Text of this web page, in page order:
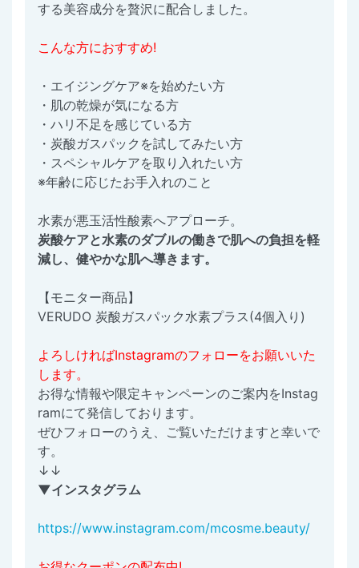
する美容成分を贅沢に配合しました。
こんな方におすすめ!
・エイジングケア※を始めたい方
・肌の乾燥が気になる方
・ハリ不足を感じている方
・炭酸ガスパックを試してみたい方
・スペシャルケアを取り入れたい方
※年齢に応じたお手入れのこと
水素が悪玉活性酸素へアプローチ。
炭酸ケアと水素のダブルの働きで肌への負担を軽
減し、健やかな肌へ導きます。
【モニター商品】
VERUDO 炭酸ガスパック水素プラス(4個入り)
よろしければInstagramのフォローをお願いいた
します。
お得な情報や限定キャンペーンのご案内をInstag
ramにて発信しております。
ぜひフォローのうえ、ご覧いただけますと幸いで
す。
↓↓
▼インスタグラム
https://www.instagram.com/mcosme.beauty/